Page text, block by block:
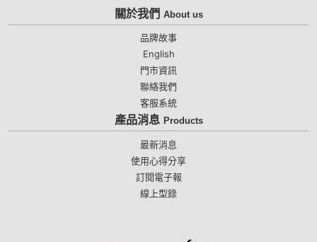
關於我們 About us
品牌故事
English
門市資訊
聯絡我們
客服系統
產品消息 Products
最新消息
使用心得分享
訂閱電子報
線上型錄